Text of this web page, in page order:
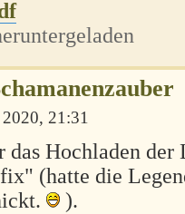
21:31
Hochladen der
(hatte die
).